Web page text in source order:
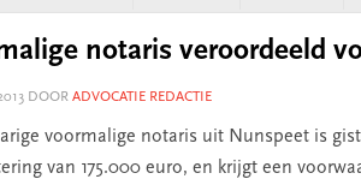
notaris veroordeeld
DOOR ADVOCATIE REDACTIE
voormalige notaris uit Nunspeet is
van 175.000 euro, en krijgt een